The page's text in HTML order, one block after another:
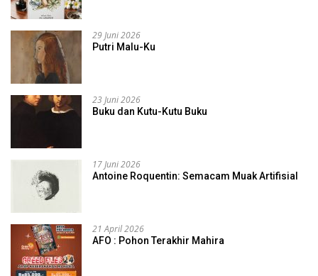
29 Juni 2026
Putri Malu-Ku
23 Juni 2026
Buku dan Kutu-Kutu Buku
17 Juni 2026
Antoine Roquentin: Semacam Muak Artifisial
21 April 2026
AFO : Pohon Terakhir Mahira